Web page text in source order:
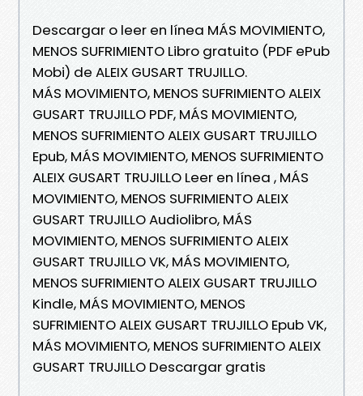
Descargar o leer en línea MÁS MOVIMIENTO,
MENOS SUFRIMIENTO Libro gratuito (PDF ePub
Mobi) de ALEIX GUSART TRUJILLO.
MÁS MOVIMIENTO, MENOS SUFRIMIENTO ALEIX
GUSART TRUJILLO PDF, MÁS MOVIMIENTO,
MENOS SUFRIMIENTO ALEIX GUSART TRUJILLO
Epub, MÁS MOVIMIENTO, MENOS SUFRIMIENTO
ALEIX GUSART TRUJILLO Leer en línea , MÁS
MOVIMIENTO, MENOS SUFRIMIENTO ALEIX
GUSART TRUJILLO Audiolibro, MÁS
MOVIMIENTO, MENOS SUFRIMIENTO ALEIX
GUSART TRUJILLO VK, MÁS MOVIMIENTO,
MENOS SUFRIMIENTO ALEIX GUSART TRUJILLO
Kindle, MÁS MOVIMIENTO, MENOS
SUFRIMIENTO ALEIX GUSART TRUJILLO Epub VK,
MÁS MOVIMIENTO, MENOS SUFRIMIENTO ALEIX
GUSART TRUJILLO Descargar gratis